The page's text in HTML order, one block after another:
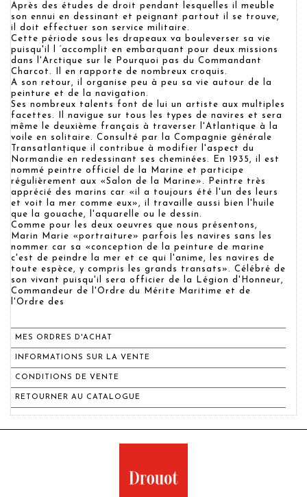
Après des études de droit pendant lesquelles il meuble
son ennui en dessinant et peignant partout il se trouve,
il doit effectuer son service militaire.
Cette période sous les drapeaux va bouleverser sa vie
puisqu'il l ‘accomplit en embarquant pour deux missions
dans l'Arctique sur le Pourquoi pas du Commandant
Charcot. Il en rapporte de nombreux croquis.
A son retour, il organise peu à peu sa vie autour de la
peinture et de la navigation.
Ses nombreux talents font de lui un artiste aux multiples
facettes. Il navigue sur tous les types de navires et sera
même le deuxième français à traverser l'Atlantique à la
voile en solitaire. Consulté par la Compagnie générale
Transatlantique il contribue à modifier l'aspect du
Normandie en redessinant ses cheminées. En 1935, il est
nommé peintre officiel de la Marine et participe
régulièrement aux «Salon de la Marine». Peintre très
apprécié des marins car «il a toujours été l'un des leurs
et voit la mer comme eux», il travaille aussi bien l'huile
que la gouache, l'aquarelle ou le dessin.
Comme pour les deux oeuvres que nous présentons,
Marin Marie «portraiture» parfois les navires sans les
nommer car sa «conception de la peinture de marine
c'est de peindre la mer et ce qui l'anime, les navires de
toute espèce, y compris les grands transats». Célébré de
son vivant puisqu'il sera officier de la Légion d'Honneur,
Commandeur de l'Ordre du Mérite Maritime et de
l'Ordre des
MES ORDRES D'ACHAT
INFORMATIONS SUR LA VENTE
CONDITIONS DE VENTE
RETOURNER AU CATALOGUE